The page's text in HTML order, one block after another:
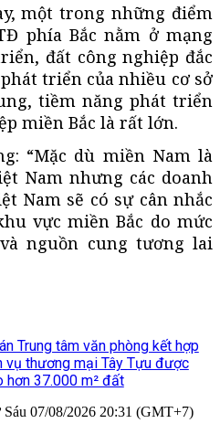
một trong những điểm
phía Bắc nằm ở mạng
đất công nghiệp đắc
triển của nhiều cơ sở
tiềm năng phát triển
miền Bắc là rất lớn.
“Mặc dù miền Nam là
Nam nhưng các doanh
Nam sẽ có sự cân nhắc
vực miền Bắc do mức
nguồn cung tương lai
Trung tâm văn phòng kết hợp
vụ thương mại Tây Tựu được
hơn 37.000 m² đất
Sáu 07/08/2026 20:31 (GMT+7)